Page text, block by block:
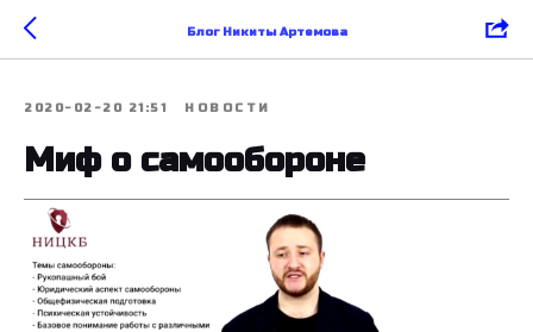
Блог Никиты Артемова
2020-02-20 21:51 НОВОСТИ
Миф о самообороне